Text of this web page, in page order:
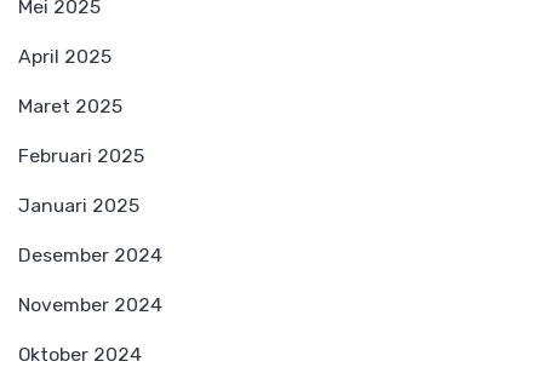
Mei 2025
April 2025
Maret 2025
Februari 2025
Januari 2025
Desember 2024
November 2024
Oktober 2024